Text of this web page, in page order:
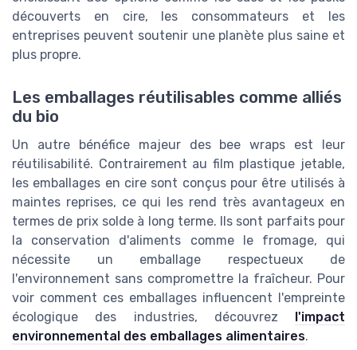
découverts en cire, les consommateurs et les
entreprises peuvent soutenir une planète plus saine et
plus propre.
Les emballages réutilisables comme alliés
du bio
Un autre bénéfice majeur des bee wraps est leur
réutilisabilité. Contrairement au film plastique jetable,
les emballages en cire sont conçus pour être utilisés à
maintes reprises, ce qui les rend très avantageux en
termes de prix solde à long terme. Ils sont parfaits pour
la conservation d'aliments comme le fromage, qui
nécessite un emballage respectueux de
l'environnement sans compromettre la fraîcheur. Pour
voir comment ces emballages influencent l'empreinte
écologique des industries, découvrez
l'impact
environnemental des emballages alimentaires.